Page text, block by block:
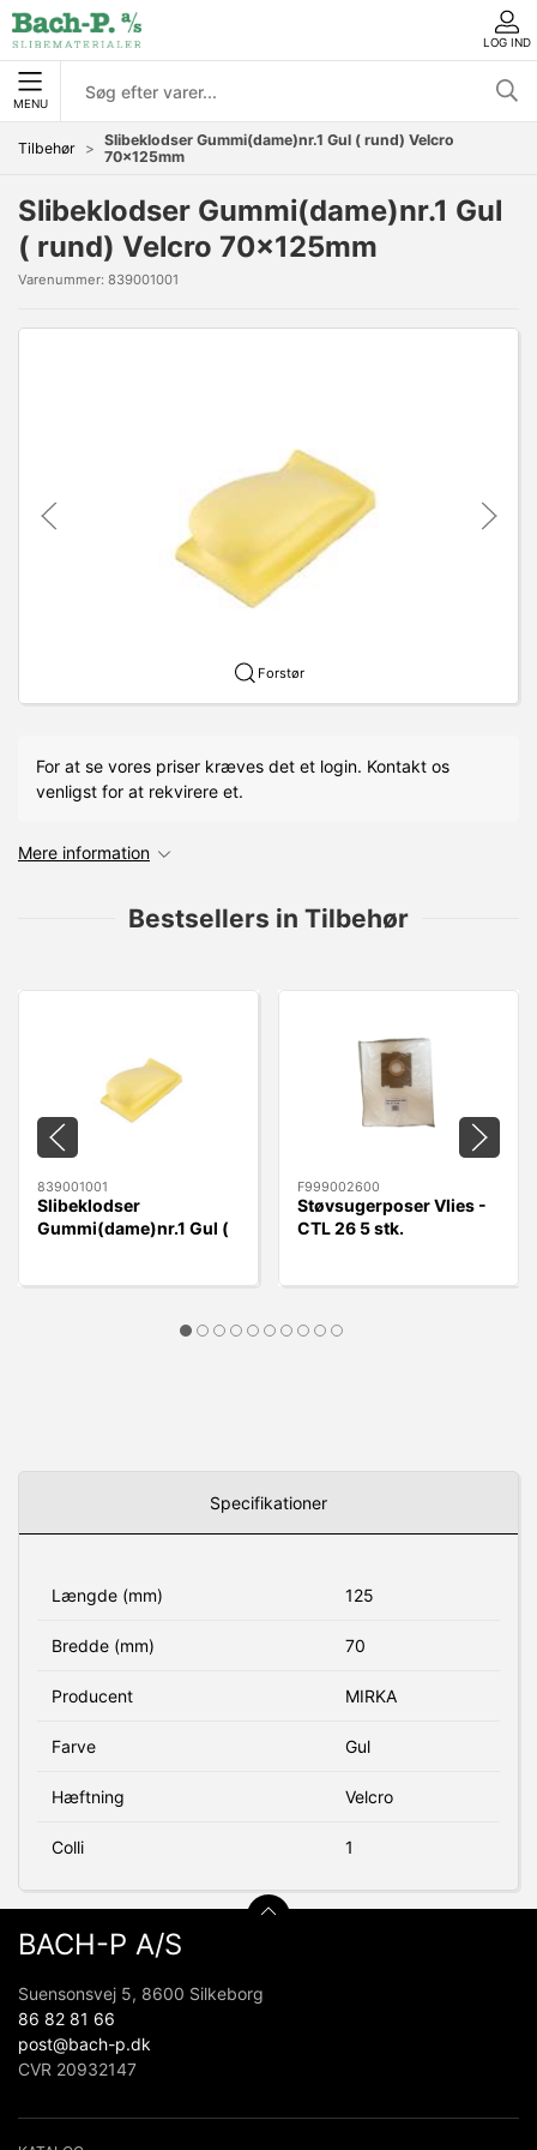
LOG IND
MENU
Tilbehør
Slibeklodser Gummi(dame)nr.1 Gul ( rund) Velcro
70x125mm
Slibeklodser Gummi(dame)nr.1 Gul
( rund) Velcro 70x125mm
Varenummer: 839001001
Forstør
For at se vores priser kræves det et login. Kontakt os
venligst for at rekvirere et.
Mere information
Bestsellers in Tilbehør
839001001
Slibeklodser
Gummi(dame)nr.1 Gul (
F999002600
Støvsugerposer Vlies -
CTL 26 5 stk.
Specifikationer
Længde (mm) 125
Bredde (mm) 70
Producent MIRKA
Farve Gul
Hæftning Velcro
Colli 1
BACH-P A/S
Suensonsvej 5, 8600 Silkeborg
86 82 81 66
post@bach-p.dk
CVR 20932147